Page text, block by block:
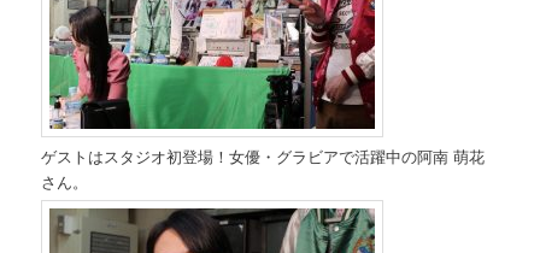
ゲストはスタジオ初登場！女優・グラビアで活躍中の阿南 萌花
さん。